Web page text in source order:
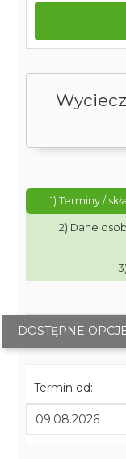
1) Terminy /
2) Dane
DOSTĘPNE
Termin od: